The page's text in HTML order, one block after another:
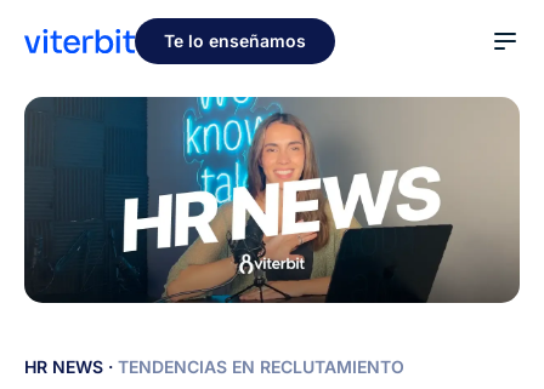
Te lo enseñamos
HR
HR NEWS · TENDENCIAS EN RECLUTAMIENTO